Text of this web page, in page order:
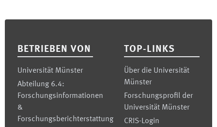
BETRIEBEN VON
Universität Münster
Abteilung 6.4:
Forschungsinformationen
&
Forschungsberichterstattung
TOP-LINKS
Über die Universität
Münster
Forschungsprofil der
Universität Münster
CRIS-Login